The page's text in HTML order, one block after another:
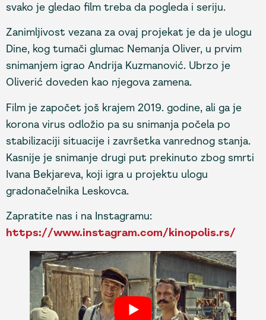
svako je gledao film treba da pogleda i seriju.
Zanimljivost vezana za ovaj projekat je da je ulogu
Dine, kog tumači glumac Nemanja Oliver, u prvim
snimanjem igrao Andrija Kuzmanović. Ubrzo je
Oliverić doveden kao njegova zamena.
Film je započet još krajem 2019. godine, ali ga je
korona virus odložio pa su snimanja počela po
stabilizaciji situacije i završetka vanrednog stanja.
Kasnije je snimanje drugi put prekinuto zbog smrti
Ivana Bekjareva, koji igra u projektu ulogu
gradonačelnika Leskovca.
Zapratite nas i na Instagramu:
https://www.instagram.com/kinopolis.rs/